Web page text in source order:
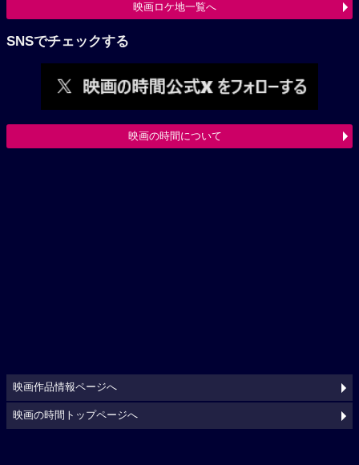
映画ロケ地一覧へ
SNSでチェックする
映画の時間について
映画作品情報ページへ
映画の時間トップページへ